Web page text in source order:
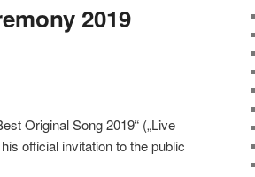
2019
Original Song 2019“ („Live
official invitation to the public